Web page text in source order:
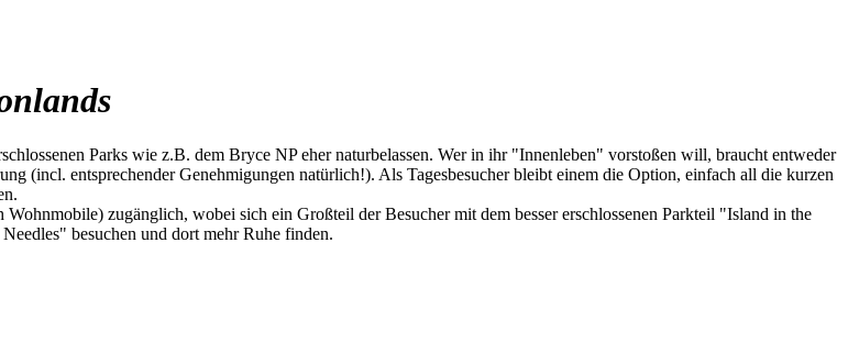
Parks wie z.B. dem Bryce NP eher naturbelassen. Wer in ihr "Innenleben" vorstoßen will, braucht entweder
(incl. entsprechender Genehmigungen natürlich!). Als Tagesbesucher bleibt einem die Option, einfach all die kurzen
zugänglich, wobei sich ein Großteil der Besucher mit dem besser erschlossenen Parkteil "Island in the
besuchen und dort mehr Ruhe finden.